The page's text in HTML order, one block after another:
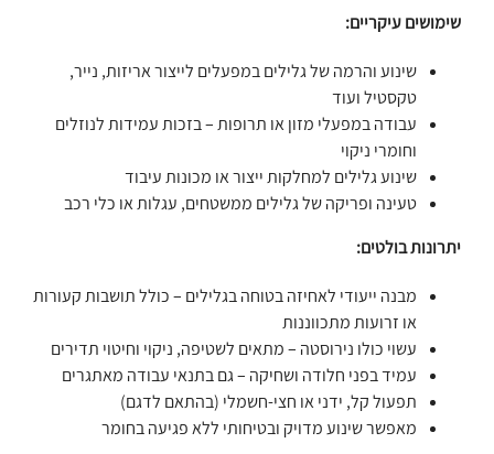
שימושים עיקריים:
שינוע והרמה של גלילים במפעלים לייצור אריזות, נייר,
טקסטיל ועוד
עבודה במפעלי מזון או תרופות – בזכות עמידות לנוזלים
וחומרי ניקוי
שינוע גלילים למחלקות ייצור או מכונות עיבוד
טעינה ופריקה של גלילים ממשטחים, עגלות או כלי רכב
יתרונות בולטים:
מבנה ייעודי לאחיזה בטוחה בגלילים – כולל תושבות קעורות
או זרועות מתכווננות
עשוי כולו נירוסטה – מתאים לשטיפה, ניקוי וחיטוי תדירים
עמיד בפני חלודה ושחיקה – גם בתנאי עבודה מאתגרים
תפעול קל, ידני או חצי-חשמלי (בהתאם לדגם)
מאפשר שינוע מדויק ובטיחותי ללא פגיעה בחומר